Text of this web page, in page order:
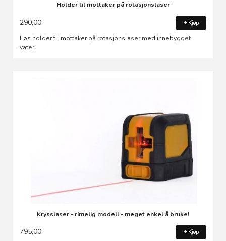
Holder til mottaker på rotasjonslaser
290,00 Kjøp
Løs holder til mottaker på rotasjonslaser med innebygget
vater.
Krysslaser - rimelig modell - meget enkel å bruke!
795,00 Kjøp